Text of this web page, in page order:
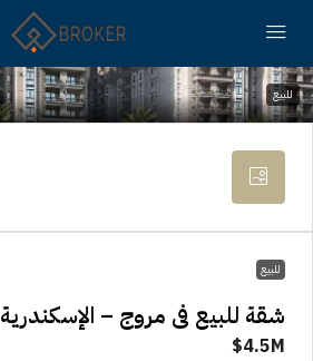
للبيع
للبيع
شقة للبيع فى مروج – الإسكندرية 155 م
4.5M$